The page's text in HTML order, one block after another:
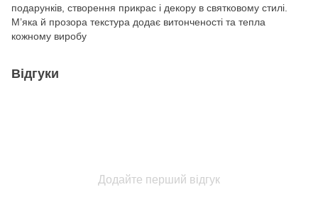
подарунків, створення прикрас і декору в святковому стилі.
М’яка й прозора текстура додає витонченості та тепла
кожному виробу
Відгуки
Додайте перший відгук